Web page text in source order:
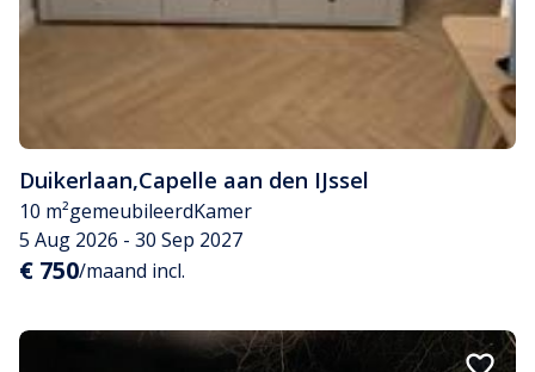
Duikerlaan,Capelle aan den IJssel
10 m²gemeubileerdKamer
5 Aug 2026 - 30 Sep 2027
€ 750/maand incl.